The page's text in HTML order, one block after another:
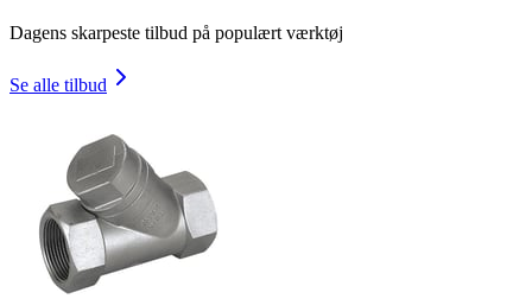
Dagens skarpeste tilbud på populært værktøj
Se alle tilbud